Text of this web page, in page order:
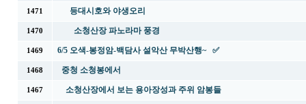
1471 등대시호와 야생오리
1470 소청산장 파노라마 풍경
1469 6/5 오색-봉정암-백담사 설악산 무박산행~ ✅
1468 중청 소청봉에서
1467 소청산장에서 보는 용아장성과 주위 암봉들